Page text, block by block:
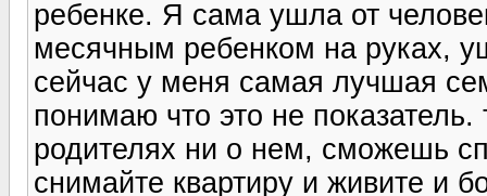
ребенке. Я сама ушла от
месячным ребенком на руках,
сейчас у меня самая лучшая
понимаю что это не
родителях ни о нем, сможешь
снимайте квартиру и живите и